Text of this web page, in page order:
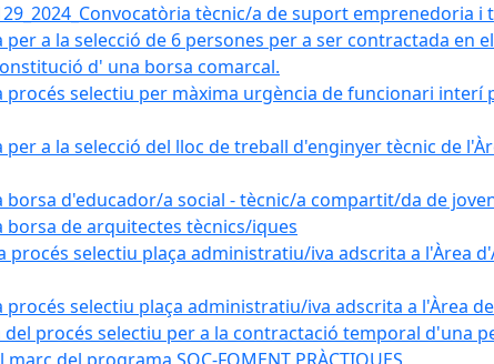
tècnic/a de suport emprenedoria
per a la selecció de 6 persones per a ser contractada en
d' una borsa comarcal.
procés selectiu per màxima urgència de funcionari
per a la selecció del lloc de treball d'enginyer tècnic de
borsa d'educador/a social - tècnic/a compartit/da de
borsa de arquitectes tècnics/iques
procés selectiu plaça administratiu/iva adscrita a l'Àrea
procés selectiu plaça administratiu/iva adscrita a l'Àrea
del procés selectiu per a la contractació temporal